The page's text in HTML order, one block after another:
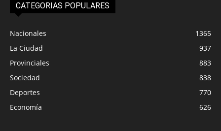
CATEGORIAS POPULARES
Nacionales
1365
La Ciudad
937
Provinciales
883
Sociedad
838
Deportes
770
Economía
626